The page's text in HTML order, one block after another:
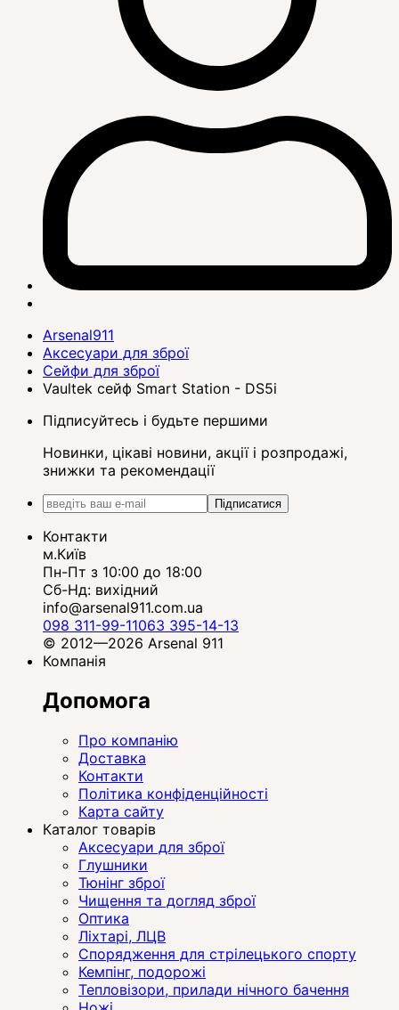
Arsenal911
Аксесуари для зброї
Сейфи для зброї
Vaultek сейф Smart Station - DS5i
Підписуйтесь і будьте першими
Новинки, цікаві новини, акції і розпродажі,
знижки та рекомендації
Підписатися
Контакти
м.Київ
Пн-Пт з 10:00 до 18:00
Сб-Нд: вихідний
info@arsenal911.com.ua
098 311-99-11063 395-14-13
© 2012—2026 Arsenal 911
Компанія
Допомога
Про компанію
Доставка
Контакти
Політика конфіденційності
Карта сайту
Каталог товарів
Аксесуари для зброї
Глушники
Тюнінг зброї
Чищення та догляд зброї
Оптика
Ліхтарі, ЛЦВ
Спорядження для стрілецького спорту
Кемпінг, подорожі
Тепловізори, прилади нічного бачення